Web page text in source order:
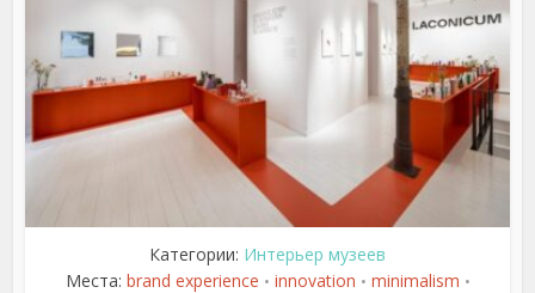
Категории: Интерьер музеев
Места: brand experience • innovation • minimalism •